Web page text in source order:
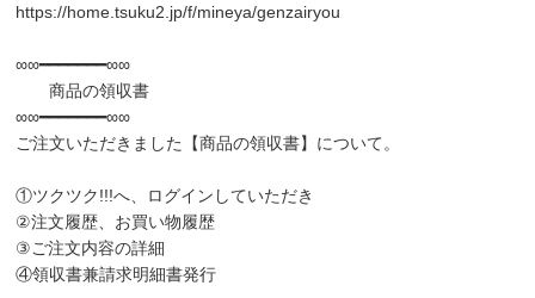
https://home.tsuku2.jp/f/mineya/genzairyou
∞∞━━━━━━━∞∞
商品の領収書
∞∞━━━━━━━∞∞
ご注文いただきました【商品の領収書】について。
①ツクツク!!!へ、ログインしていただき
②注文履歴、お買い物履歴
③ご注文内容の詳細
④領収書兼請求明細書発行